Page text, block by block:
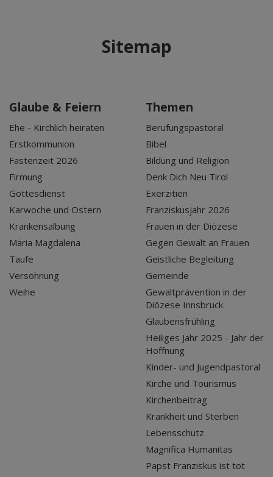
Sitemap
Glaube & Feiern
Ehe - Kirchlich heiraten
Erstkommunion
Fastenzeit 2026
Firmung
Gottesdienst
Karwoche und Ostern
Krankensalbung
Maria Magdalena
Taufe
Versöhnung
Weihe
Themen
Berufungspastoral
Bibel
Bildung und Religion
Denk Dich Neu Tirol
Exerzitien
Franziskusjahr 2026
Frauen in der Diözese
Gegen Gewalt an Frauen
Geistliche Begleitung
Gemeinde
Gewaltprävention in der
Diözese Innsbruck
Glaubensfrühling
Heiliges Jahr 2025 - Jahr der
Hoffnung
Kinder- und Jugendpastoral
Kirche und Tourismus
Kirchenbeitrag
Krankheit und Sterben
Lebensschutz
Magnifica Humanitas
Papst Franziskus ist tot